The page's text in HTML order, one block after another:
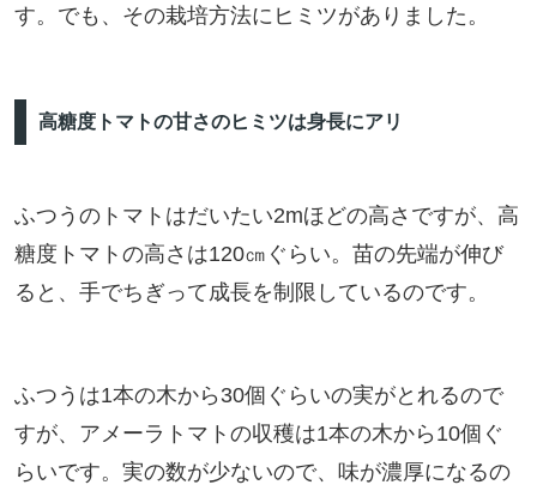
す。でも、その栽培方法にヒミツがありました。
高糖度トマトの甘さのヒミツは身長にアリ
ふつうのトマトはだいたい2mほどの高さですが、高
糖度トマトの高さは120㎝ぐらい。苗の先端が伸び
ると、手でちぎって成長を制限しているのです。
ふつうは1本の木から30個ぐらいの実がとれるので
すが、アメーラトマトの収穫は1本の木から10個ぐ
らいです。実の数が少ないので、味が濃厚になるの